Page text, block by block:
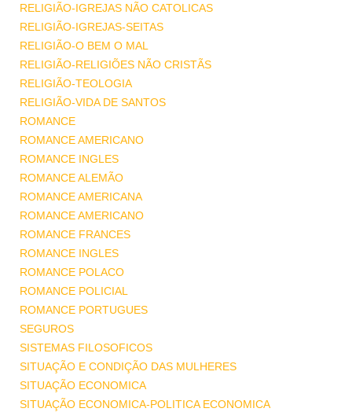
RELIGIÃO-IGREJAS NÃO CATOLICAS
RELIGIÃO-IGREJAS-SEITAS
RELIGIÃO-O BEM O MAL
RELIGIÃO-RELIGIÕES NÃO CRISTÃS
RELIGIÃO-TEOLOGIA
RELIGIÃO-VIDA DE SANTOS
ROMANCE
ROMANCE AMERICANO
ROMANCE INGLES
ROMANCE ALEMÃO
ROMANCE AMERICANA
ROMANCE AMERICANO
ROMANCE FRANCES
ROMANCE INGLES
ROMANCE POLACO
ROMANCE POLICIAL
ROMANCE PORTUGUES
SEGUROS
SISTEMAS FILOSOFICOS
SITUAÇÃO E CONDIÇÃO DAS MULHERES
SITUAÇÃO ECONOMICA
SITUAÇÃO ECONOMICA-POLITICA ECONOMICA